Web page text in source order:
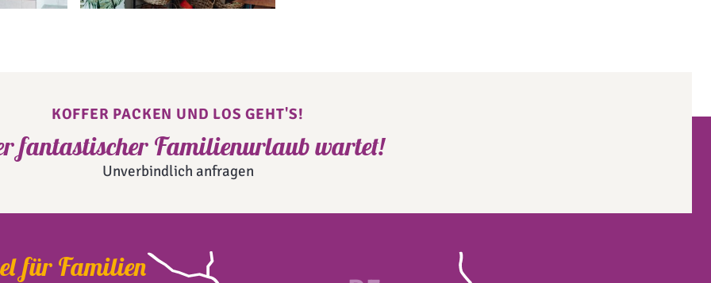
KOFFER PACKEN UND LOS GEHT'S!
fantastischer Familienurlaub wartet!
Unverbindlich anfragen
für Familien